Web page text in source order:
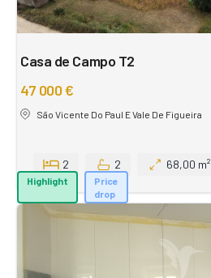
Casa de Campo T2
47 000 €
São Vicente Do Paul E Vale De Figueira
2 2 68,00 m²
Highlight
Price
drop